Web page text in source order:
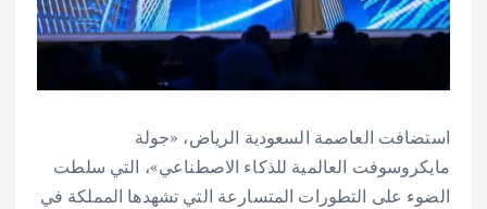
استضافت العاصمة السعودية الرياض، «جولة
مايكروسوفت العالمية للذكاء الاصطناعي»، التي سلطت
الضوء على التطورات المتسارعة التي تشهدها المملكة في